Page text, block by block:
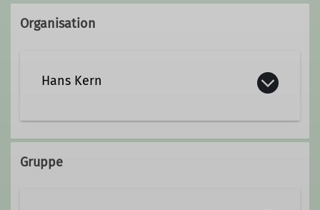
Organisation
Hans Kern
+49 8681 1803
Gruppe